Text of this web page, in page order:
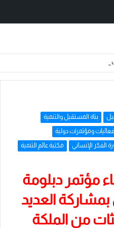
بناة المستقبل والتنمية
فعاليات ومؤتمرات دولية
الفكر الإنساني مكتبة عالم التنمية
مؤتمر دبلومة
بمشاركة العديد
من الملكة